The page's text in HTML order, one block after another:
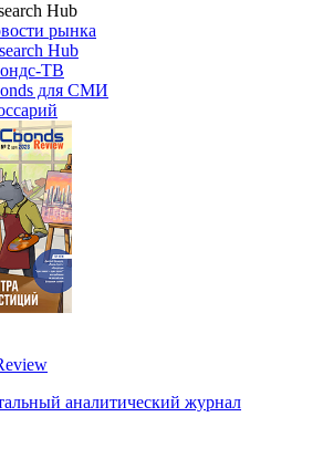
Hub
рынка
Hub
ТВ
для СМИ
аналитический журнал